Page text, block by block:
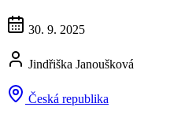
30. 9. 2025
Jindřiška Janoušková
Česká republika